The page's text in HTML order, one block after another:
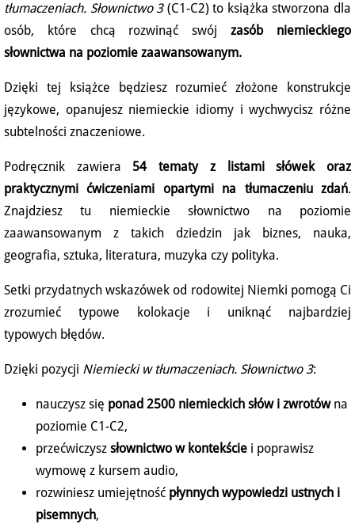
tłumaczeniach. Słownictwo 3(C1-C2) to książka stworzona dla
osób, które chcą rozwinąć swójzasób niemieckiego
słownictwa na poziomie zaawansowanym.
Dzięki tej książce będziesz rozumieć złożone konstrukcje
językowe, opanujesz niemieckie idiomy i wychwycisz różne
subtelności znaczeniowe.
Podręcznik zawiera 54 tematy z listami słówek oraz
praktycznymi ćwiczeniami opartymi na tłumaczeniu zdań.
Znajdziesz tu niemieckie słownictwo na poziomie
zaawansowanym z takich dziedzin jak biznes, nauka,
geografia, sztuka, literatura, muzyka czy polityka.
Setki przydatnych wskazówek od rodowitej Niemki pomogą Ci
zrozumieć typowe kolokacje i uniknąć najbardziej
typowych błędów.
Dzięki pozycji Niemiecki w tłumaczeniach. Słownictwo 3:
nauczysz się ponad 2500 niemieckich słów i zwrotówna
poziomie C1-C2,
przećwiczysz słownictwo w kontekście i poprawisz
wymowę z kursem audio,
rozwiniesz umiejętność płynnych wypowiedzi ustnych i
pisemnych,